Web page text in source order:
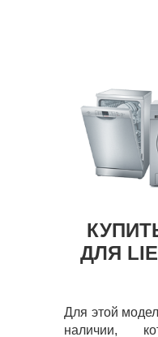
ДЛЯ
Для этой
наличии,